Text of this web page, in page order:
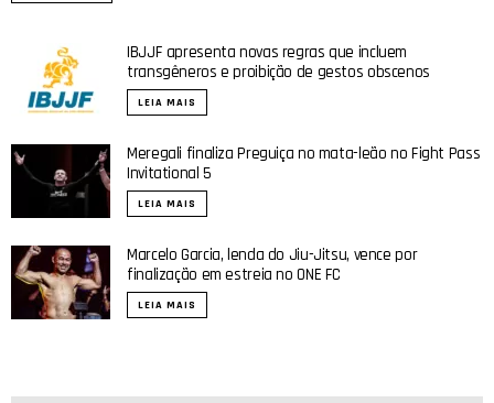
IBJJF apresenta novas regras que incluem
transgêneros e proibição de gestos obscenos
LEIA MAIS
Meregali finaliza Preguiça no mata-leão no Fight Pass
Invitational 5
LEIA MAIS
Marcelo Garcia, lenda do Jiu-Jitsu, vence por
finalização em estreia no ONE FC
LEIA MAIS